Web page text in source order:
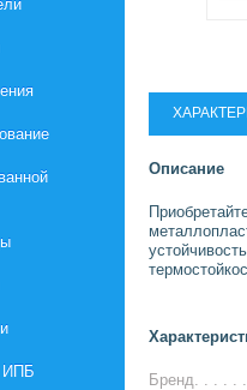
ИПБ
Описание
Бренд